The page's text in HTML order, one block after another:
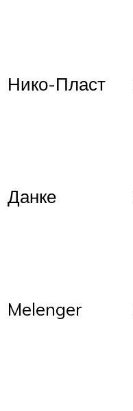
Нико-Пласт
Данке
Melenger